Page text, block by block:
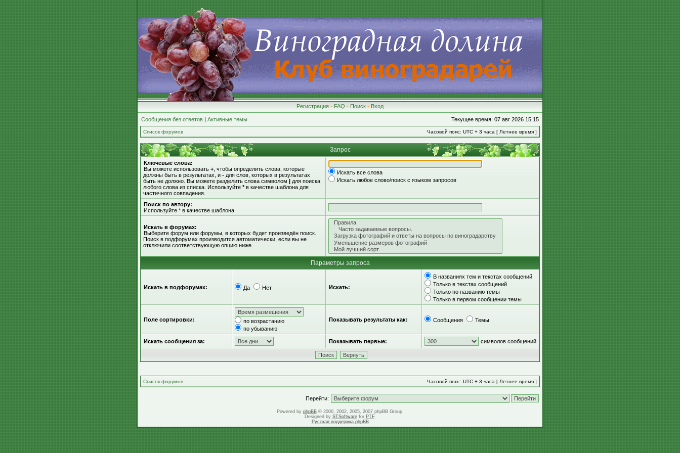
Регистрация • FAQ • Поиск • Вход
Сообщения без ответов | Активные темы Текущее время: 07 авг 2026 15:15
Список форумов Часовой пояс: UTC + 3 часа [ Летнее время ]
Запрос
Ключевые слова:
Вы можете использовать + , чтобы определить слова, которые
должны быть в результатах, и - для слов, которых в результатах
быть не должно. Вы можете разделить слова символом | для поиска
любого слова из списка. Используйте *в качестве шаблона для
частичного совпадения.
Искать все слова
Искать любое слово/поиск с языком запросов
Поиск по автору:
Используйте * в качестве шаблона.
Искать в форумах:
Выберите форум или форумы, в которых будет произведён поиск.
Поиск в подфорумах производится автоматически, если вы не
отключили соответствующую опцию ниже.
Параметры запроса
Искать в подфорумах: Да Нет Искать:
В названиях тем и текстах сообщений
Только в текстах сообщений
Только по названию темы
Только в первом сообщении темы
Поле сортировки:
по возрастанию
по убыванию
Показывать результаты как: Сообщения Темы
Искать сообщения за: Показывать первые: символов сообщений
Список форумов Часовой пояс: UTC + 3 часа [ Летнее время ]
Перейти:
Powered by phpBB© 2000, 2002, 2005, 2007 phpBB Group.
Designed by STSoftwarefor PTF.
Русская поддержка phpBB